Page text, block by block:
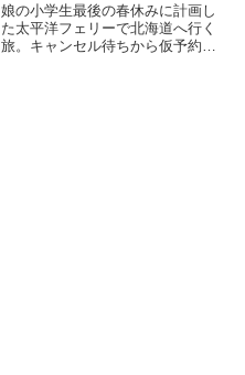
娘の小学生最後の春休みに計画し
た太平洋フェリーで北海道へ行く
旅。キャンセル待ちから仮予約の